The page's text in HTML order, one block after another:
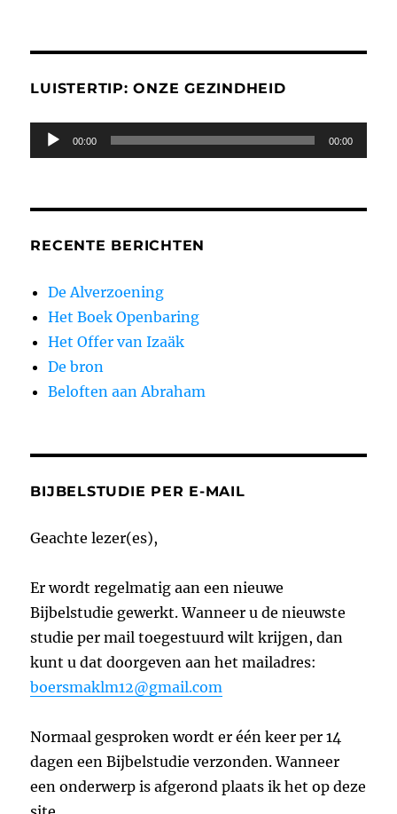
LUISTERTIP: ONZE GEZINDHEID
Audiospeler
00:00 00:00
RECENTE BERICHTEN
De Alverzoening
Het Boek Openbaring
Het Offer van Izaäk
De bron
Beloften aan Abraham
BIJBELSTUDIE PER E-MAIL
Geachte lezer(es),
Er wordt regelmatig aan een nieuwe
Bijbelstudie gewerkt. Wanneer u de nieuwste
studie per mail toegestuurd wilt krijgen, dan
kunt u dat doorgeven aan het mailadres:
boersmaklm12@gmail.com
Normaal gesproken wordt er één keer per 14
dagen een Bijbelstudie verzonden. Wanneer
een onderwerp is afgerond plaats ik het op deze